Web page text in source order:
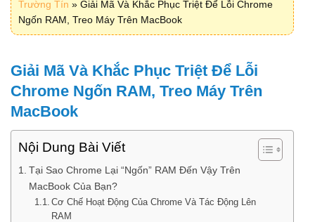
Trường Tín » Giải Mã Và Khắc Phục Triệt Để Lỗi Chrome
Ngốn RAM, Treo Máy Trên MacBook
Giải Mã Và Khắc Phục Triệt Để Lỗi
Chrome Ngốn RAM, Treo Máy Trên
MacBook
Nội Dung Bài Viết
Tại Sao Chrome Lại “Ngốn” RAM Đến Vậy Trên
MacBook Của Bạn?
Cơ Chế Hoạt Động Của Chrome Và Tác Động Lên
RAM